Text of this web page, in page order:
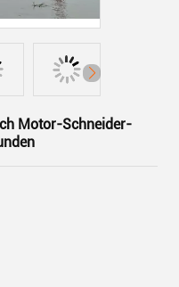
Motor-Schneider-